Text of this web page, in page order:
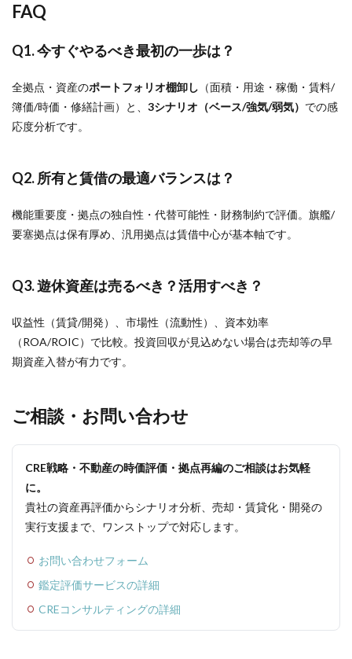
FAQ
Q1. 今すぐやるべき最初の一歩は？
全拠点・資産のポートフォリオ棚卸し （面積・用途・稼働・賃料/
簿価/時価・修繕計画）と、 3シナリオ（ベース/強気/弱気） での感
応度分析です。
Q2. 所有と賃借の最適バランスは？
機能重要度・拠点の独自性・代替可能性・財務制約で評価。旗艦/
要塞拠点は保有厚め、汎用拠点は賃借中心が基本軸です。
Q3. 遊休資産は売るべき？活用すべき？
収益性（賃貸/開発）、市場性（流動性）、資本効率
（ROA/ROIC）で比較。投資回収が見込めない場合は売却等の早
期資産入替が有力です。
ご相談・お問い合わせ
CRE戦略・不動産の時価評価・拠点再編のご相談はお気軽
に。
貴社の資産再評価からシナリオ分析、売却・賃貸化・開発の
実行支援まで、ワンストップで対応します。
お問い合わせフォーム
鑑定評価サービスの詳細
CREコンサルティングの詳細